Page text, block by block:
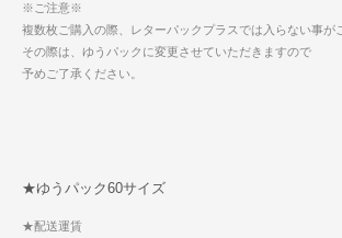
※ご注意※
複数枚ご購入の際、レターパックプラスでは入らない事が
その際は、ゆうパックに変更させていただきますので
予めご了承ください。
★ゆうパック60サイズ
★配送運賃